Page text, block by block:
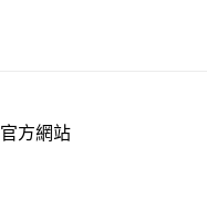
官方網站